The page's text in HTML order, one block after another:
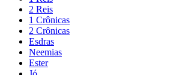
2 Reis
1 Crônicas
2 Crônicas
Esdras
Neemias
Ester